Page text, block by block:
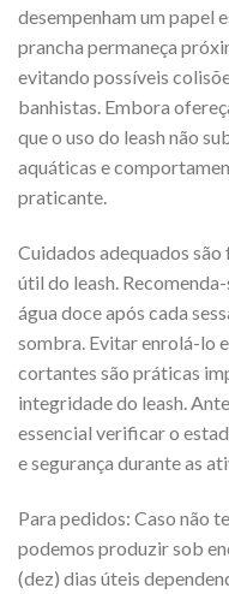
desempenham um papel
prancha permaneça
evitando possíveis
banhistas. Embora
que o uso do leash não
aquáticas e
praticante.
Cuidados adequados
útil do leash.
água doce após cada
sombra. Evitar enrolá-lo
cortantes são práticas
integridade do leash.
essencial verificar o
e segurança durante as
Para pedidos: Caso não
podemos produzir sob
(dez) dias úteis